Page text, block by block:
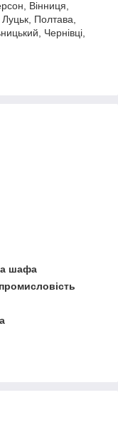
Вінниця,
Полтава,
Чернівці,
шафа